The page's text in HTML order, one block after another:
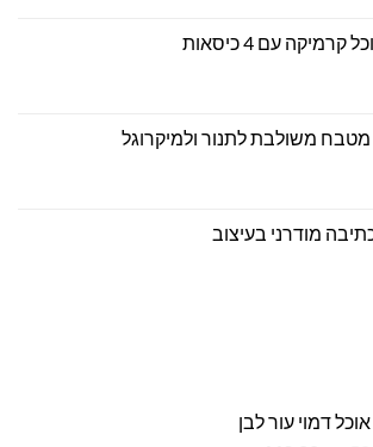
קרמיקה עם 4 כיסאות
מטבח משולבת לתנור ולמיקרוגל
מודרני בעיצוב
דמוי עור לבן